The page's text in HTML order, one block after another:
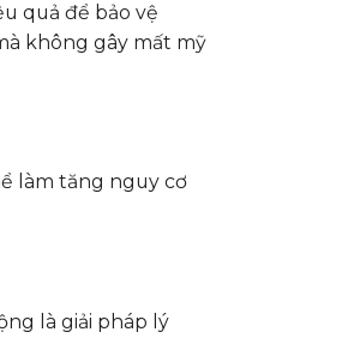
quả để bảo vệ
không gây mất mỹ
làm tăng nguy cơ
là giải pháp lý